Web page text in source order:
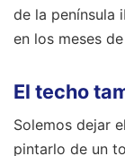
de la península
en los meses
El techo
Solemos dejar
pintarlo de un